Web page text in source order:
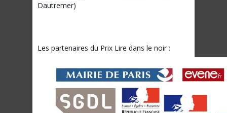
Dautremer)
Les partenaires du Prix Lire dans le noir :